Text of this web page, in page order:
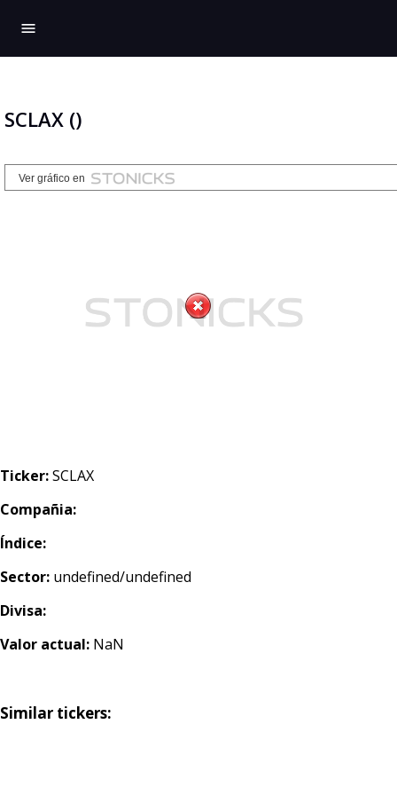
menu
SCLAX ()
Ticker:SCLAX
Compañia:
Índice:
Sector: undefined/undefined
Divisa:
Valor actual: NaN
Similar tickers: